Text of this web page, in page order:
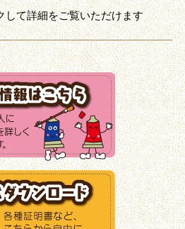
して詳細をご覧いただけます